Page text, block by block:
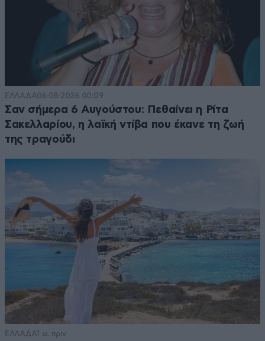
ΕΛΛΑΔΑ06·08·2026 00:09
Σαν σήμερα 6 Αυγούστου: Πεθαίνει η Ρίτα
Σακελλαρίου, η λαϊκή ντίβα που έκανε τη ζωή
της τραγούδι
ΕΛΛΑΔΑ1 ω. πριν